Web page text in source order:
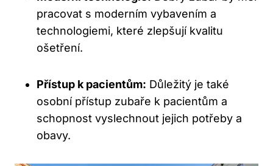
pracovat s moderním vybavením a
technologiemi, které zlepšují kvalitu
ošetření.
Přístup k pacientům: Důležitý je také
osobní přístup zubaře k pacientům a
schopnost vyslechnout jejich potřeby a
obavy.